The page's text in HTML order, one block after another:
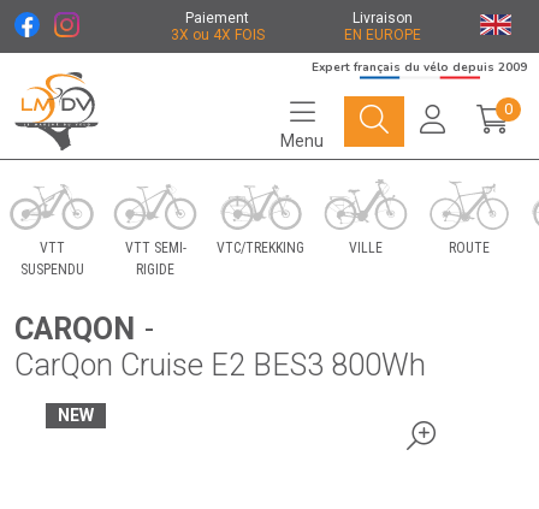
Paiement
3X ou 4X FOIS
Livraison
EN EUROPE
Le Marché du Vélo Votre distributeurs de vélo
Expert français du vélo depuis 2009
Menu
0
VTT
SUSPENDU
VTT SEMI-
RIGIDE
VTC/TREKKING VILLE ROUTE
CARQON -
CarQon Cruise E2 BES3 800Wh
NEW